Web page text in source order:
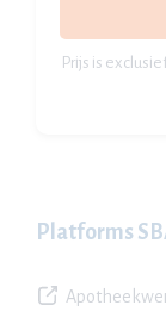
Prijs is
Platforms